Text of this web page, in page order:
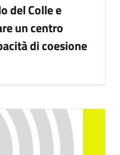
del Colle e
un centro
di coesione